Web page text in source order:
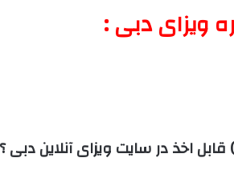
ویزای دبی :
اخذ در سایت ویزای آنلاین دبی ؟